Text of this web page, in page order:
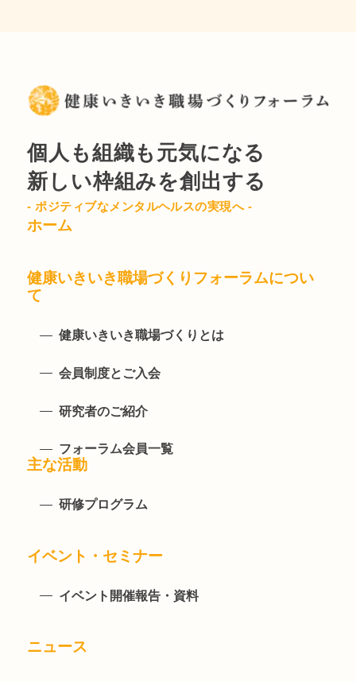
個人も組織も元気になる
新しい枠組みを創出する
- ポジティブなメンタルヘルスの実現へ -
ホーム
健康いきいき職場づくりフォーラムについ
て
健康いきいき職場づくりとは
会員制度とご入会
研究者のご紹介
フォーラム会員一覧
主な活動
研修プログラム
イベント・セミナー
イベント開催報告・資料
ニュース